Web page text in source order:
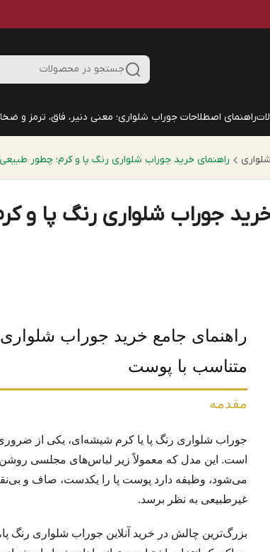
جستجو در محصولات
راهنمای اصطلاحات جوراب شلواری؛ معنی دنیر، فاق، ترمز و
راهنمای خرید جوراب شلواری رنگ پا و کرم؛ چطور
جوراب شلواری رنگ پا و
راهنمای جامع خرید جوراب
متناسب با پوست
مقدمه
جوراب شلواری رنگ پا یا کرم شیشه‌ای، یکی از
است. این مدل که معمولاً زیر لباس‌های مجلسی
می‌شود، وظیفه دارد پوست پا را یکدست، صاف و
غیرطبیعی به نظر برسد.
بزرگ‌ترین چالش در خرید آنلاین جوراب شلواری رنگ